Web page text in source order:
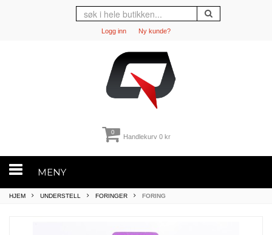
Logg inn Ny kunde?
0
Handlekurv 0 kr
MENY
HJEM UNDERSTELL FORINGER FORING